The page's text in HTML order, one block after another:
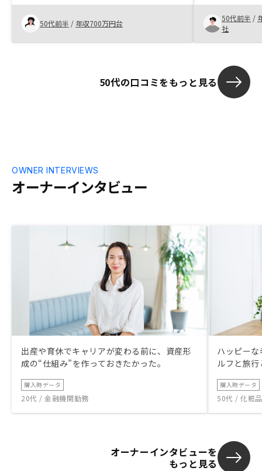
50代前半 / 年収700万円台
ることができ
す。担当営業
かりやすく
も遜色なく ま
50代前半 /
社
50代の口コミをもっと見る
オーナーインタビュー
OWNER INTERVIEWS
出産や育休でキャリアが変わる前に、資産形
成の“仕組み”を作っておきたかった。
購入時データ
20代 / 金融機関勤務
ハッピー
ルフと旅
購入時データ
50代 / 化粧
オーナーインタビューを
もっと見る